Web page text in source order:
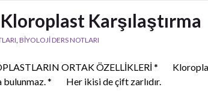
Karşılaştırma
, BİYOLOJİ DERS NOTLARI
ORTAK ÖZELLİKLERİ *
* Her ikisi de çift zarlıdır.